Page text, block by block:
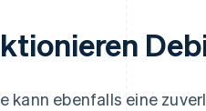
kann ebenfalls eine